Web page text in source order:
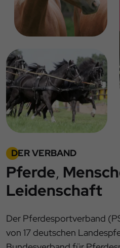
DER VERBAND
Pferde,
Leidenschaft
Der Pferdesportverband
von 17 deutschen